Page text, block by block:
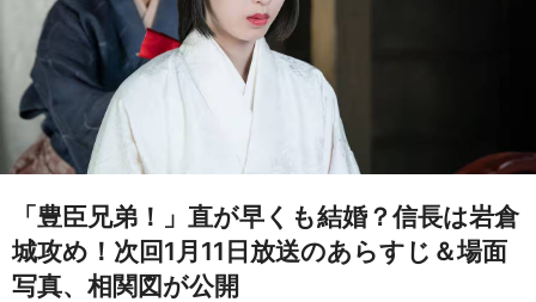
「豊臣兄弟！」直が早くも結婚？信長は岩倉
城攻め！次回1月11日放送のあらすじ＆場面
写真、相関図が公開